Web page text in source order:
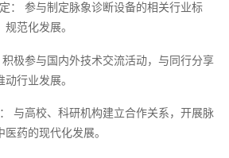
： 参与制定脉象诊断设备的相关行业标
范化发展。
极参与国内外技术交流活动，与同行分享
行业发展。
与高校、科研机构建立合作关系，开展脉
药的现代化发展。